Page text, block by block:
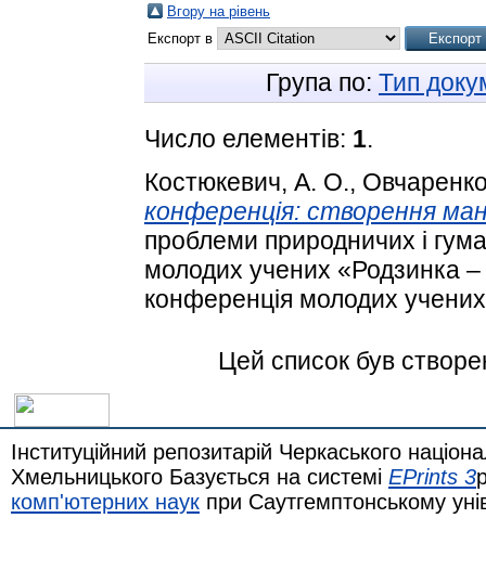
Вгору на рівень
Експорт в
Група по: Тип
Число елементів: 1.
Костюкевич, А. О.,
конференція: створення
проблеми природничих і
молодих учених «Родзинка –
конференція молодих
Цей список був
Інституційний репозитарій Черкаського
Хмельницького Базується на системі EPrints 3
комп'ютерних наук при Саутгемптонському